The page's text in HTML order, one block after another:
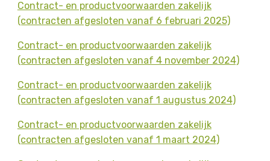
Contract- en productvoorwaarden zakelijk
(contracten afgesloten vanaf 6 februari 2025)
Contract- en productvoorwaarden zakelijk
(contracten afgesloten vanaf 4 november 2024)
Contract- en productvoorwaarden zakelijk
(contracten afgesloten vanaf 1 augustus 2024)
Contract- en productvoorwaarden zakelijk
(contracten afgesloten vanaf 1 maart 2024)